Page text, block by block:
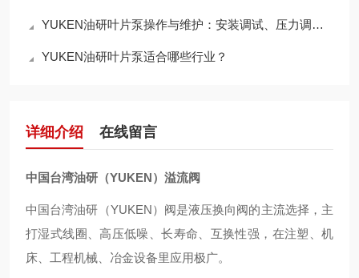
YUKEN油研叶片泵操作与维护：安装调试、压力调节与日常检查
YUKEN油研叶片泵适合哪些行业？
详细介绍 在线留言
中国台湾油研（YUKEN） 溢流阀
中国台湾油研（YUKEN）阀是液压换向阀的主流选择，主
打湿式线圈、高压低噪、长寿命、互换性强，在注塑、机
床、工程机械、冶金设备里应用极广。